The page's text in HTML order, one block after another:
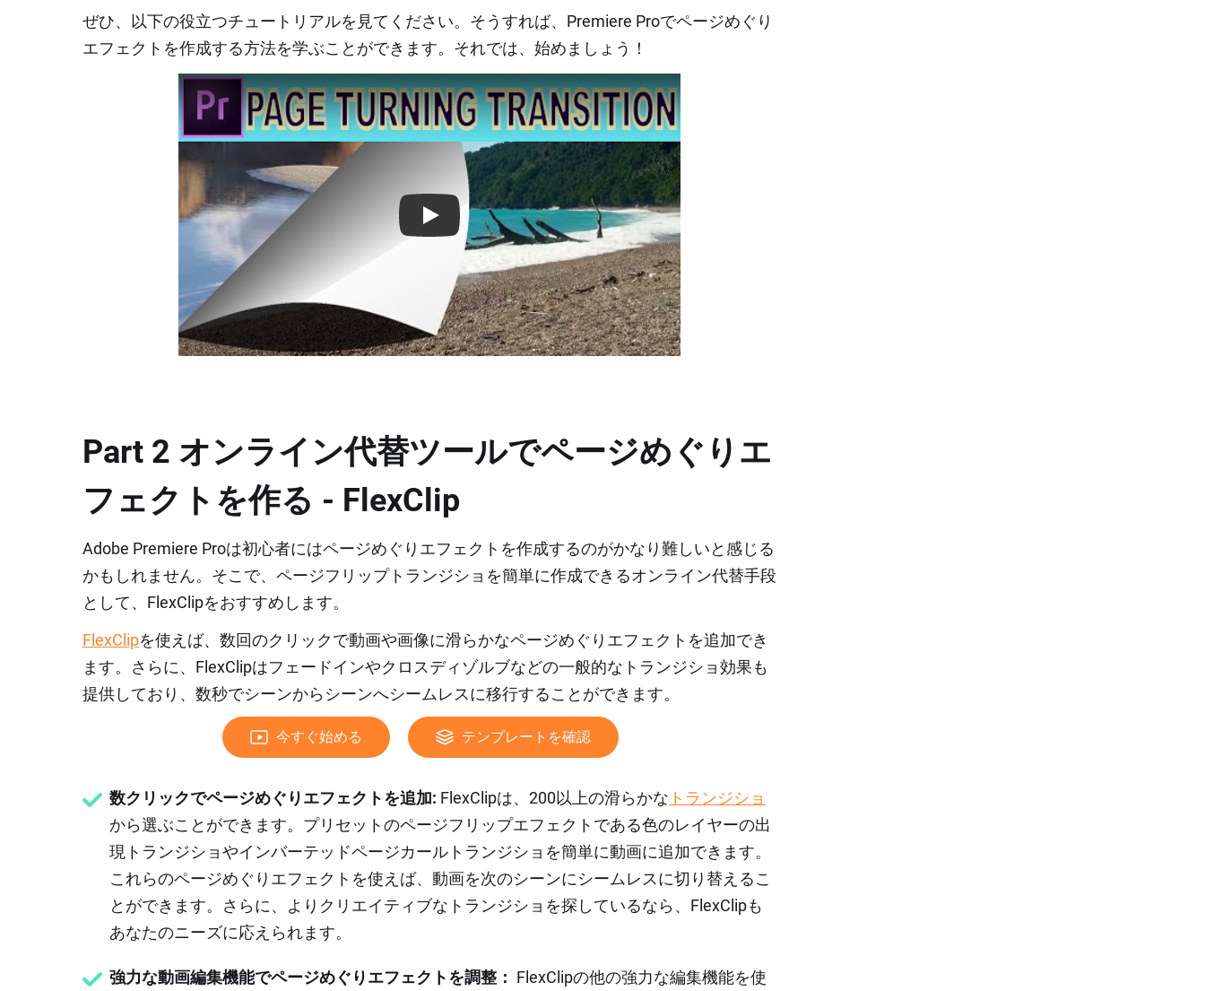
ぜひ、以下の役立つチュートリアルを見てください。そうすれば、Premiere Proでページめぐり
エフェクトを作成する方法を学ぶことができます。それでは、始めましょう！
Play: Keynote (Google I/O '18)
Part 2 オンライン代替ツールでページめぐりエ
フェクトを作る ‐ FlexClip
Adobe Premiere Proは初心者にはページめぐりエフェクトを作成するのがかなり難しいと感じる
かもしれません。そこで、ページフリップトランジショを簡単に作成できるオンライン代替手段
として、FlexClipをおすすめします。
FlexClipを使えば、数回のクリックで動画や画像に滑らかなページめぐりエフェクトを追加でき
ます。さらに、FlexClipはフェードインやクロスディゾルブなどの一般的なトランジショ効果も
提供しており、数秒でシーンからシーンへシームレスに移行することができます。
今すぐ始める テンプレートを確認
数クリックでページめぐりエフェクトを追加: FlexClipは、200以上の滑らかな トランジショ
から選ぶことができます。プリセットのページフリップエフェクトである色のレイヤーの出
現トランジショやインバーテッドページカールトランジショを簡単に動画に追加できます。
これらのページめぐりエフェクトを使えば、動画を次のシーンにシームレスに切り替えるこ
とができます。さらに、よりクリエイティブなトランジショを探しているなら、FlexClipも
あなたのニーズに応えられます。
強力な動画編集機能でページめぐりエフェクトを調整： FlexClipの他の強力な編集機能を使